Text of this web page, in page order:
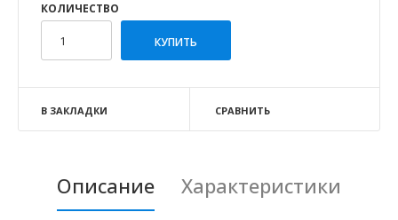
КОЛИЧЕСТВО
В ЗАКЛАДКИ СРАВНИТЬ
Описание
Характеристики